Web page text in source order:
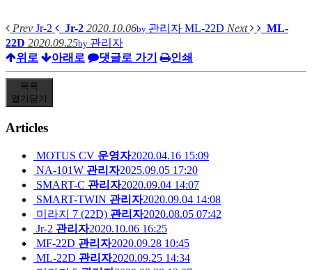
Prev Jr-2 Jr-2 2020.10.06by 관리자 ML-22D Next
ML-
22D 2020.09.25by 관리자
위로
아래로 댓글로 가기 인쇄
목록
열기 닫기
Articles
MOTUS CV 운영자2020.04.16 15:09
NA-101W 관리자2025.09.05 17:20
SMART-C 관리자2020.09.04 14:07
SMART-TWIN 관리자2020.09.04 14:08
미라지 7 (22D) 관리자2020.08.05 07:42
Jr-2 관리자2020.10.06 16:25
MF-22D 관리자2020.09.28 10:45
ML-22D 관리자2020.09.25 14:34